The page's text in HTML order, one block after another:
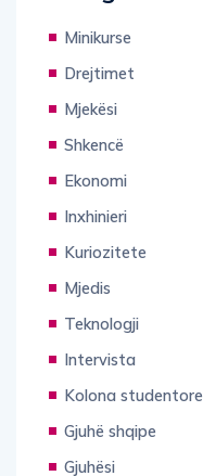
Minikurse
Drejtimet
Mjekësi
Shkencë
Ekonomi
Inxhinieri
Kuriozitete
Mjedis
Teknologji
Intervista
Kolona studentore
Gjuhë shqipe
Gjuhësi